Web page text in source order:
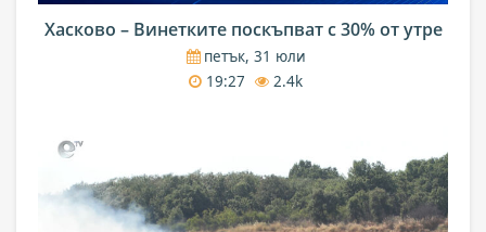
Хасково – Винетките поскъпват с 30% от утре
петък, 31 юли
19:27
2.4k